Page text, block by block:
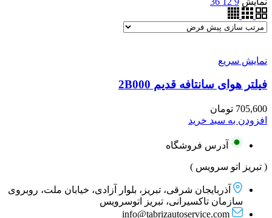
نمایش سریع
فیلتر هوای سانتافه قدیم 2B000
705,600 تومان
افزودن به سبد خرید
آدرس فروشگاه
( تبریز اتو سرویس )
آذربایجان شرقی، تبریز، بلوار آزادی، خیابان ملت، روبروی
سازمان تاکسیرانی، تبریز اتوسرویس
info@tabrizautoservice.com